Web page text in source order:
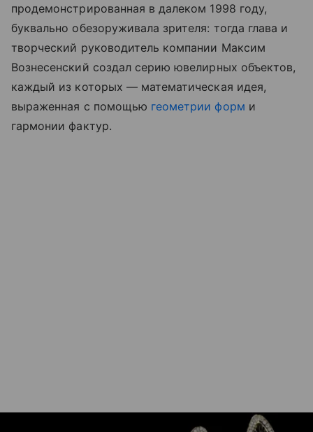
продемонстрированная в далеком 1998 году,
буквально обезоруживала зрителя: тогда глава и
творческий руководитель компании Максим
Вознесенский создал серию ювелирных объектов,
каждый из которых — математическая идея,
выраженная с помощью геометрии форм и
гармонии фактур.